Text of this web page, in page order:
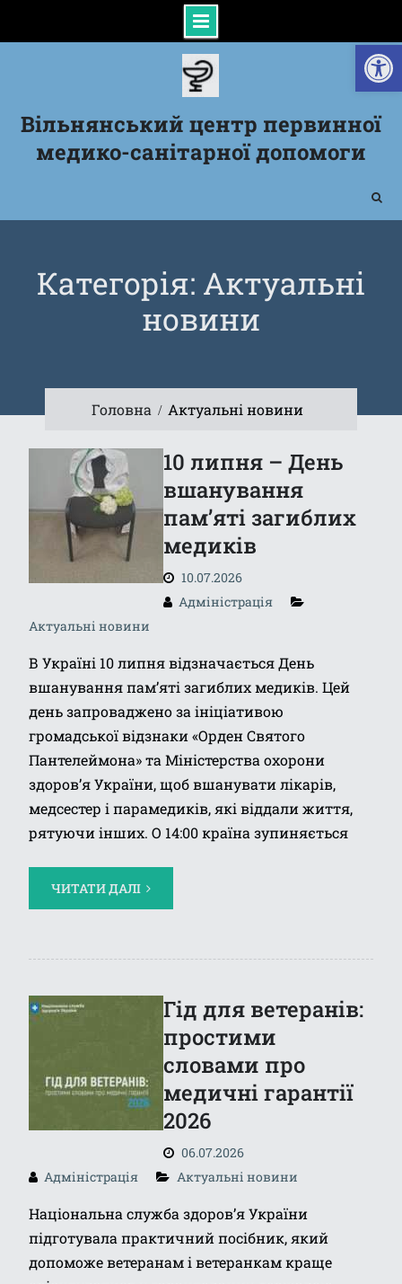
Відкрити Панель інструментів
Вільнянський центр первинної
медико-санітарної допомоги
Категорія: Актуальні
новини
Головна Актуальні новини
10 липня – День
вшанування
пам’яті загиблих
медиків
10.07.2026
Адміністрація
Актуальні новини
В Україні 10 липня відзначається День
вшанування пам’яті загиблих медиків. Цей
день запроваджено за ініціативою
громадської відзнаки «Орден Святого
Пантелеймона» та Міністерства охорони
здоров’я України, щоб вшанувати лікарів,
медсестер і парамедиків, які віддали життя,
рятуючи інших. О 14:00 країна зупиняється
ЧИТАТИ ДАЛІ
Гід для ветеранів:
простими
словами про
медичні гарантії
2026
06.07.2026
Адміністрація
Актуальні новини
Національна служба здоров’я України
підготувала практичний посібник, який
допоможе ветеранам і ветеранкам краще